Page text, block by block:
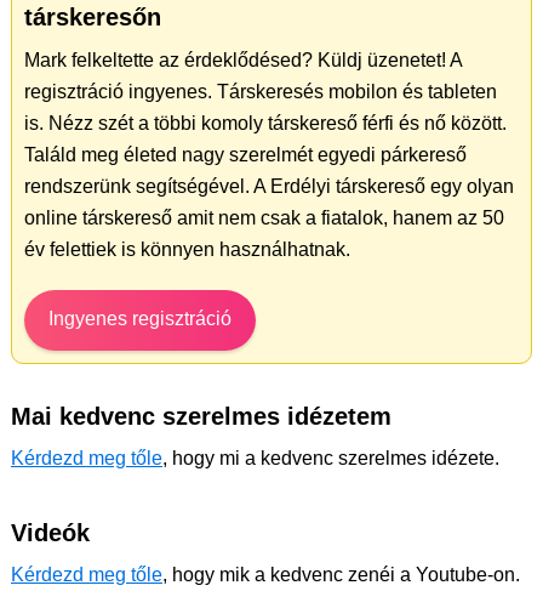
társkeresőn
Mark felkeltette az érdeklődésed? Küldj üzenetet! A
regisztráció ingyenes. Társkeresés mobilon és tableten
is. Nézz szét a többi komoly társkereső férfi és nő között.
Találd meg életed nagy szerelmét egyedi párkereső
rendszerünk segítségével. A Erdélyi társkereső egy olyan
online társkereső amit nem csak a fiatalok, hanem az 50
év felettiek is könnyen használhatnak.
Ingyenes regisztráció
Mai kedvenc szerelmes idézetem
Kérdezd meg tőle, hogy mi a kedvenc szerelmes idézete.
Videók
Kérdezd meg tőle, hogy mik a kedvenc zenéi a Youtube-on.